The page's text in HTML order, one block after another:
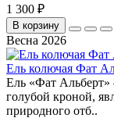
1 300 ₽
В корзину
Весна 2026
Ель колючая Фат
Ель «Фат Альберт»
голубой кроной,
природного отб..